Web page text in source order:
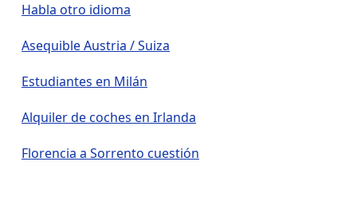
Habla otro idioma
Asequible Austria / Suiza
Estudiantes en Milán
Alquiler de coches en Irlanda
Florencia a Sorrento cuestión